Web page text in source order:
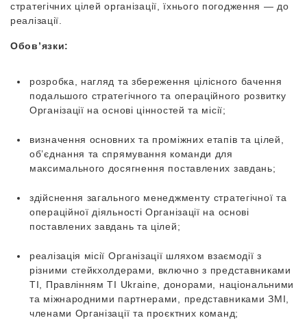
стратегічних цілей організації, їхнього погодження — до
реалізації.
Обов’язки:
розробка, нагляд та збереження цілісного бачення
подальшого стратегічного та операційного розвитку
Організації на основі цінностей та місії;
визначення основних та проміжних етапів та цілей,
об’єднання та спрямування команди для
максимального досягнення поставлених завдань;
здійснення загального менеджменту стратегічної та
операційної діяльності Організації на основі
поставлених завдань та цілей;
реалізація місії Організації шляхом взаємодії з
різними стейкхолдерами, включно з представниками
ТІ, Правлінням ТІ Ukraine, донорами, національними
та міжнародними партнерами, представниками ЗМІ,
членами Організації та проєктних команд;